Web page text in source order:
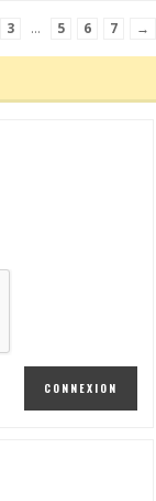
3 … 5 6 7 →
CONNEXION